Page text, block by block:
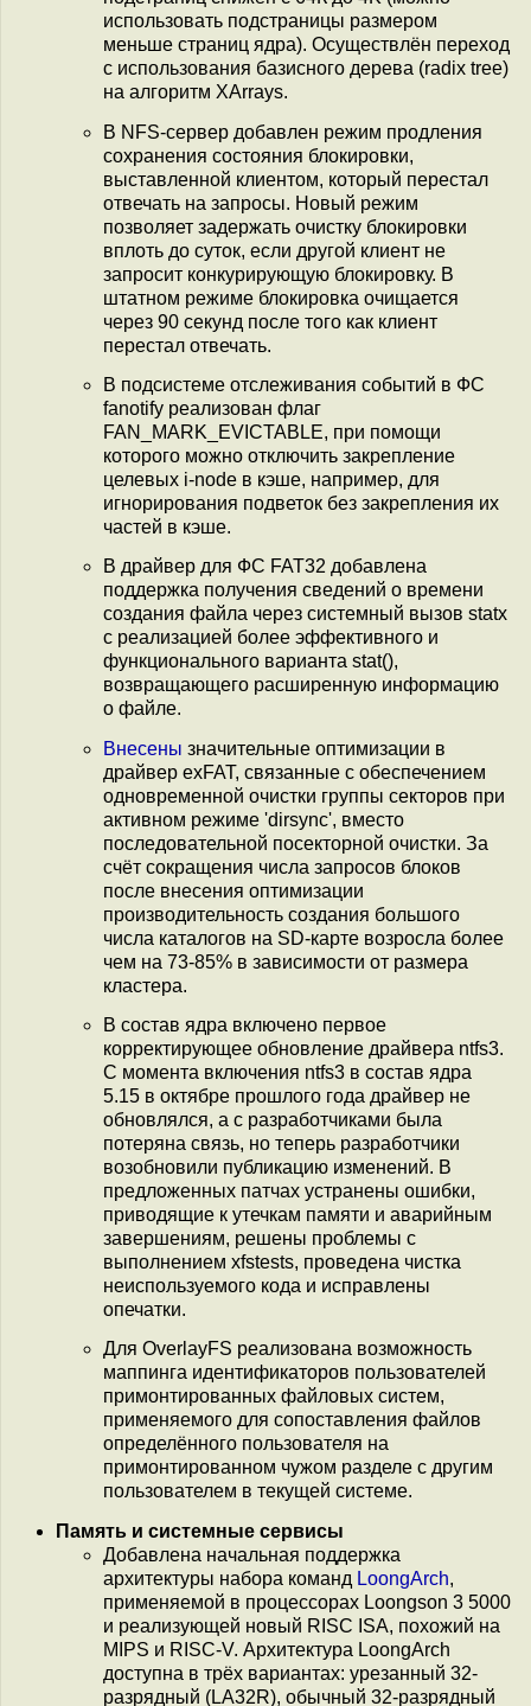
использовать подстраницы размером
меньше страниц ядра). Осуществлён переход
с использования базисного дерева (radix tree)
на алгоритм XArrays.
В NFS-сервер добавлен режим продления
сохранения состояния блокировки,
выставленной клиентом, который перестал
отвечать на запросы. Новый режим
позволяет задержать очистку блокировки
вплоть до суток, если другой клиент не
запросит конкурирующую блокировку. В
штатном режиме блокировка очищается
через 90 секунд после того как клиент
перестал отвечать.
В подсистеме отслеживания событий в ФС
fanotify реализован флаг
FAN_MARK_EVICTABLE, при помощи
которого можно отключить закрепление
целевых i-node в кэше, например, для
игнорирования подветок без закрепления их
частей в кэше.
В драйвер для ФС FAT32 добавлена
поддержка получения сведений о времени
создания файла через системный вызов statx
c реализацией более эффективного и
функционального варианта stat(),
возвращающего расширенную информацию
о файле.
Внесены значительные оптимизации в
драйвер exFAT, связанные с обеспечением
одновременной очистки группы секторов при
активном режиме 'dirsync', вместо
последовательной посекторной очистки. За
счёт сокращения числа запросов блоков
после внесения оптимизации
производительность создания большого
числа каталогов на SD-карте возросла более
чем на 73-85% в зависимости от размера
кластера.
В состав ядра включено первое
корректирующее обновление драйвера ntfs3.
С момента включения ntfs3 в состав ядра
5.15 в октябре прошлого года драйвер не
обновлялся, а с разработчиками была
потеряна связь, но теперь разработчики
возобновили публикацию изменений. В
предложенных патчах устранены ошибки,
приводящие к утечкам памяти и аварийным
завершениям, решены проблемы с
выполнением xfstests, проведена чистка
неиспользуемого кода и исправлены
опечатки.
Для OverlayFS реализована возможность
маппинга идентификаторов пользователей
примонтированных файловых систем,
применяемого для сопоставления файлов
определённого пользователя на
примонтированном чужом разделе с другим
пользователем в текущей системе.
Память и системные сервисы
Добавлена начальная поддержка
архитектуры набора команд LoongArch,
применяемой в процессорах Loongson 3 5000
и реализующей новый RISC ISA, похожий на
MIPS и RISC-V. Архитектура LoongArch
доступна в трёх вариантах: урезанный 32-
разрядный (LA32R), обычный 32-разрядный